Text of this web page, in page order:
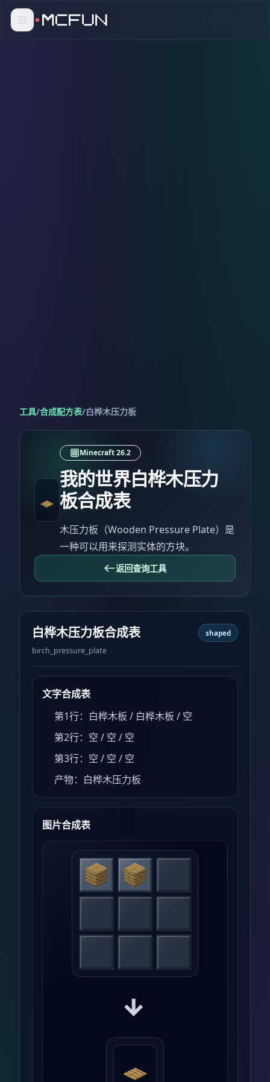
工具/合成配方表/白桦木压力板
Minecraft 26.2
我的世界白桦木压力
板合成表
木压力板（Wooden Pressure Plate）是
一种可以用来探测实体的方块。
返回查询工具
白桦木压力板合成表
birch_pressure_plate
shaped
文字合成表
第1行：白桦木板 / 白桦木板 / 空
第2行：空 / 空 / 空
第3行：空 / 空 / 空
产物：白桦木压力板
图片合成表
→